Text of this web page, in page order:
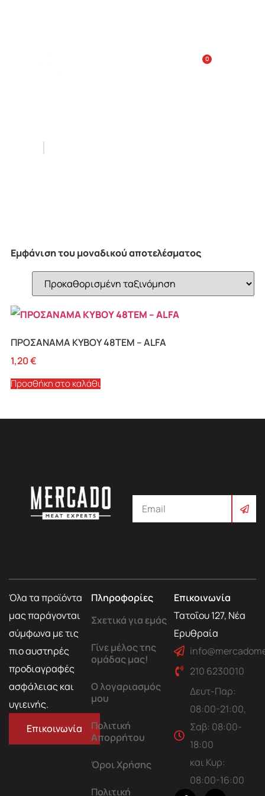
0
Κατηγορίες προϊόντων
Είδη Barbeque(1)
Ετικέτες προϊόντος
Platinum Fire(1)
Εμφάνιση του μοναδικού αποτελέσματος
ΠΡΟΣΑΝΑΜΑ ΚΥΒΟΥ 48TEM – ALFA
1,20€
Προσθήκη στο καλάθι
Όλα τα προϊόντα
μας παράγονται
σύμφωνα με τις
πιο αυστηρές
προδιαγραφές
ασφάλειας και
υγιεινής.
Επικοινωνία
Πληροφορίες
Σχετικά για εμάς
Γίνε μέλος της
ομάδας μας!
Ο λογαριασμός
μου
Πολιτική
Απορρήτου
Όροι Χρήσης
Πολιτική
Επικοινωνία
Τατοΐου 127, Νέα
Ερυθραία
210 6230010
Δευτ-Παρ:
08:00-21:00,
Σαβ: 08:00-
18:00
και Κυρ:
08:00-16:00